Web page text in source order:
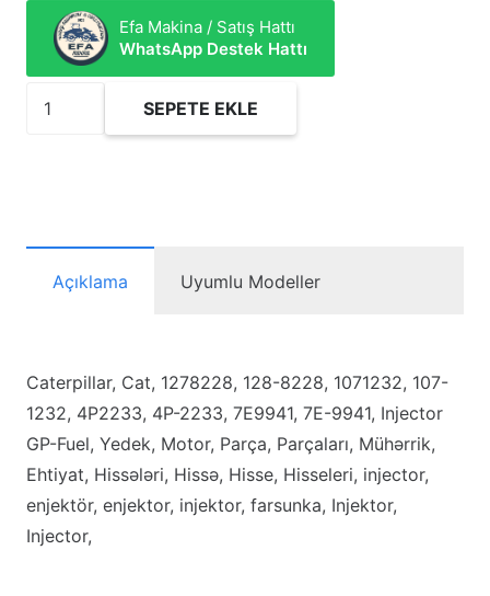
Efa Makina / Satış Hattı
WhatsApp Destek Hattı
1278228
SEPETE EKLE
Açıklama Uyumlu Modeller
Caterpillar, Cat, 1278228, 128-8228, 1071232, 107-
1232, 4P2233, 4P-2233, 7E9941, 7E-9941, Injector
GP-Fuel, Yedek, Motor, Parça, Parçaları, Mühərrik,
Ehtiyat, Hissələri, Hissə, Hisse, Hisseleri, injector,
enjektör, enjektor, injektor, farsunka, Injektor,
Injector,